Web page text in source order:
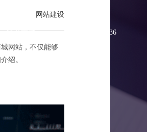
联系方维 0755-83896336
网站建设
网站，不仅能够
绍。